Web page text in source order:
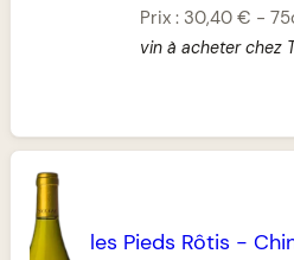
Prix : 30,40 € -
vin à acheter chez
les Pieds Rôtis -